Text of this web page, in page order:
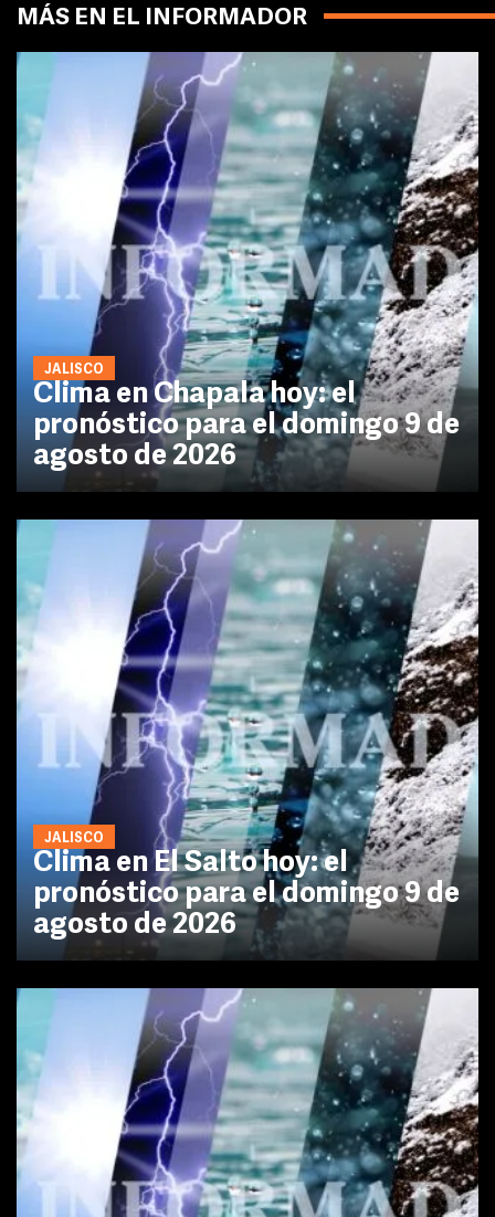
MÁS EN EL INFORMADOR
JALISCO
Clima en Chapala hoy: el
pronóstico para el domingo 9 de
agosto de 2026
JALISCO
Clima en El Salto hoy: el
pronóstico para el domingo 9 de
agosto de 2026